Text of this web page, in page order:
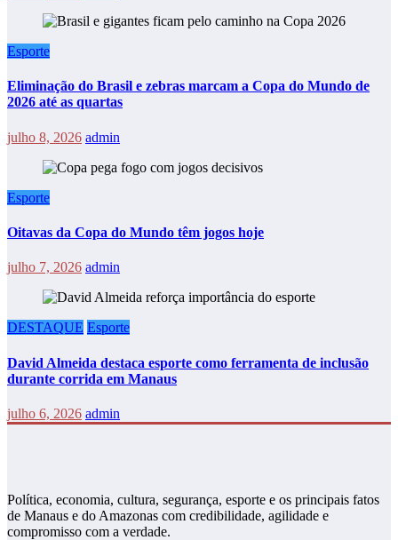
Esporte
Eliminação do Brasil e zebras marcam a Copa do Mundo de
2026 até as quartas
julho 8, 2026 admin
Esporte
Oitavas da Copa do Mundo têm jogos hoje
julho 7, 2026 admin
DESTAQUE Esporte
David Almeida destaca esporte como ferramenta de inclusão
durante corrida em Manaus
julho 6, 2026 admin
Política, economia, cultura, segurança, esporte e os principais fatos
de Manaus e do Amazonas com credibilidade, agilidade e
compromisso com a verdade.